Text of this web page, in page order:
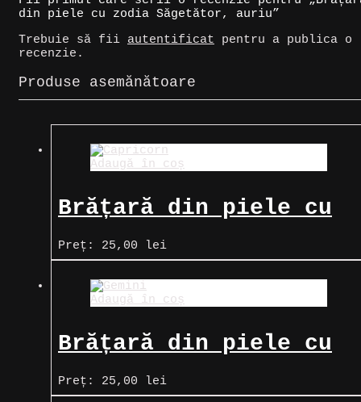
din piele cu zodia Săgetător, auriu”
Trebuie să fii autentificat pentru a publica o
recenzie.
Produse asemănătoare
Adaugă în coș
Brățară din piele cu
zodia Capricorn
Preț: 25,00 lei
Adaugă în coș
Brățară din piele cu
zodia Gemeni
Preț: 25,00 lei